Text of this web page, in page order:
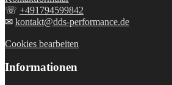
☏ +491794599842
✉ kontakt@dds-performance.de
Cookies bearbeiten
Informationen